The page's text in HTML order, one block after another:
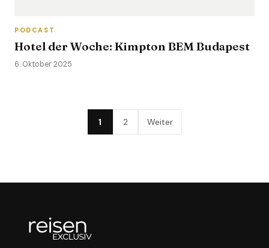
PODCAST
Hotel der Woche: Kimpton BEM Budapest
6. Oktober 2025
1 2 Weiter